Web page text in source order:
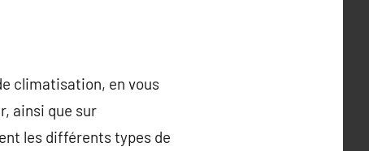
climatisation, en vous
ainsi que sur
les différents types de